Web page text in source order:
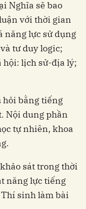
Nghĩa sẽ bao
với thời gian
năng lực sử dụng
tư duy logic;
hội: lịch sử-địa lý;
hỏi bằng tiếng
Nội dung phần
tự nhiên, khoa
sát trong thời
năng lực tiếng
sinh làm bài